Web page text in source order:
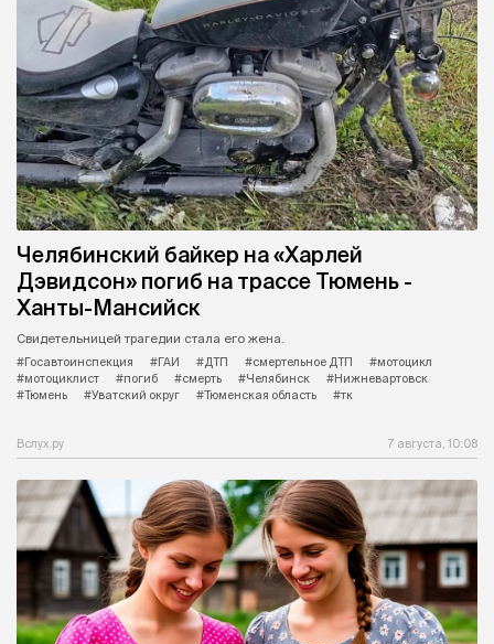
Челябинский байкер на «Харлей
Дэвидсон» погиб на трассе Тюмень -
Ханты-Мансийск
Свидетельницей трагедии стала его жена.
#Госавтоинспекция
#ГАИ #ДТП #смертельное ДТП
#мотоцикл
#мотоциклист
#погиб #смерть #Челябинск
#Нижневартовск
#Тюмень
#Уватский округ #Тюменская область #тк
Вслух.ру 7 августа, 10:08